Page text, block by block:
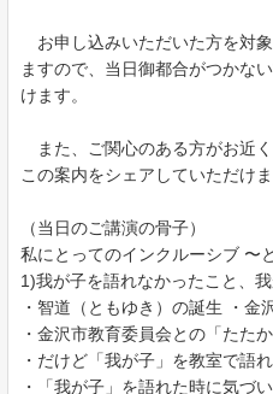
お申し込みいただいた方を対
ますので、当日御都合がつかな
けます。
また、ご関心のある方がお近
この案内をシェアしていただけ
（当日のご講演の骨子）
私にとってのインクルーシブ 〜
1)我が子を語れなかったこと、
・智道（ともゆき）の誕生 ・金
・金沢市教育委員会との「たたか
・だけど「我が子」を教室で語
・「我が子」を語れた時に気づ